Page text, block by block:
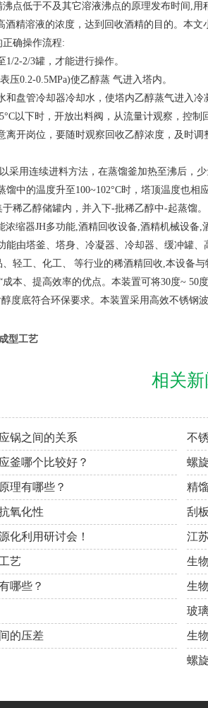
点低于不及其它溶液沸点的原理发布时间 ,用
酒精溶液的浓度，达到回收酒精的目的。本文
确操作流程:
2-2/3罐，才能进行操作。
压0.2-0.5MPa)使乙醇蒸 气进入塔内。
和盘管冷却器冷却水，使塔内乙醇蒸气进入
以下时，开放出料阀，从流量计观察，控制
离开岗位，要随时观察回收乙醇浓度，及时
采用连续进料方法，在蒸馏釜加热至沸后，
馏中的温度升至100~102°C时，塔顶温度也
稀乙醇储罐内，并入下-批稀乙醇中-起蒸馏。
浓缩器JH多功能,酒精回收设备,酒精机械设备
能由塔釜、塔身、冷凝器、冷却器、缓冲罐、
轻工、化工、
等行业的稀酒精回收,本设备与
成本、提高效率的优点。本装置可将30度~ 50
度底符合环保要求。本装置采用高效不锈钢
型工艺
相关新
锅之间的关系 不
釜哪个比较好？ 螺
理有哪些？ 精
氧化性 刮
化利用研讨会！ 江
艺 生
哪些？ 生
玻
的压差 生
螺